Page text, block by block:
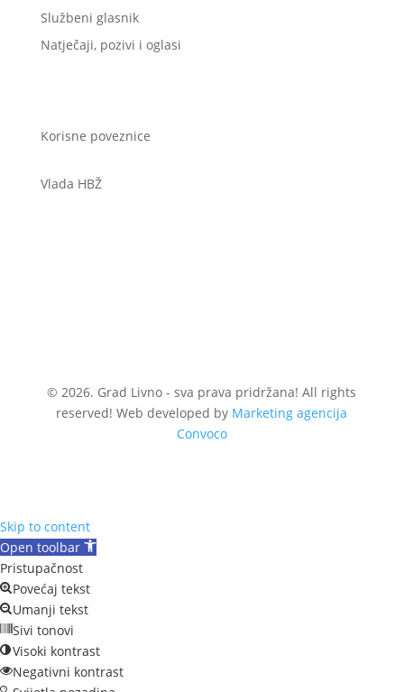
Službeni glasnik
Natječaji, pozivi i oglasi
Korisne poveznice
Vlada HBŽ
© 2026. Grad Livno - sva prava pridržana! All rights
reserved! Web developed by Marketing agencija
Convoco
Skip to content
Open toolbar
Pristupačnost
Povećaj tekst
Umanji tekst
Sivi tonovi
Visoki kontrast
Negativni kontrast